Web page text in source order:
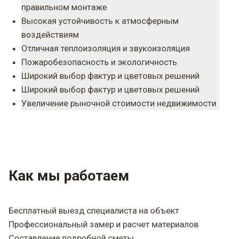
правильном монтаже
Высокая устойчивость к атмосферным
воздействиям
Отличная теплоизоляция и звукоизоляция
Пожаробезопасность и экологичность
Широкий выбор фактур и цветовых решений
Широкий выбор фактур и цветовых решений
Увеличение рыночной стоимости недвижимости
Как мы работаем
Бесплатный выезд специалиста на объект
Профессиональный замер и расчет материалов